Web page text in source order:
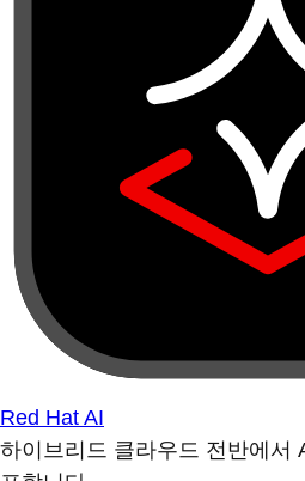
Red Hat AI
하이브리드 클라우드 전반에서